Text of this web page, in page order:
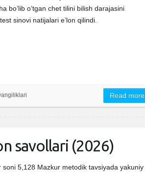
bo‘lib o‘tgan chet tilini bilish darajasini
sinovi natijalari e’lon qilindi.
Read more
savollari (2026)
soni 5,128 Mazkur metodik tavsiyada yakuniy